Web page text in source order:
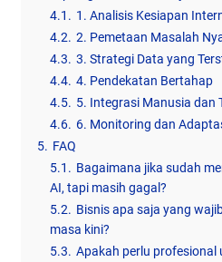
4.1. 1. Analisis Kesiapan
4.2. 2. Pemetaan Masalah
4.3. 3. Strategi Data yang
4.4. 4. Pendekatan Bertahap
4.5. 5. Integrasi Manusia dan
4.6. 6. Monitoring dan
5. FAQ
5.1. Bagaimana jika sudah
AI, tapi masih gagal?
5.2. Bisnis apa saja yang
masa kini?
5.3. Apakah perlu profesional